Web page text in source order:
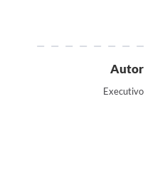
Autor
Executivo